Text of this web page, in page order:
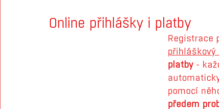
Online přihlášky i platby
Registrace
přihláškový
platby -
pomocí
předem